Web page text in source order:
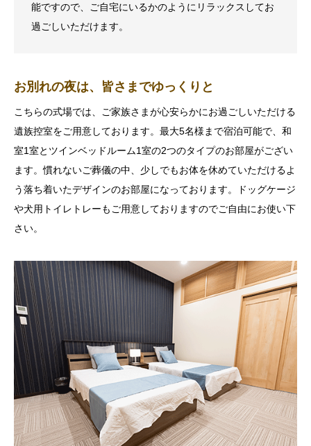
能ですので、ご自宅にいるかのようにリラックスしてお
過ごしいただけます。
お別れの夜は、皆さまでゆっくりと
こちらの式場では、ご家族さまが心安らかにお過ごしいただける
遺族控室をご用意しております。最大5名様まで宿泊可能で、和
室1室とツインベッドルーム1室の2つのタイプのお部屋がござい
ます。慣れないご葬儀の中、少しでもお体を休めていただけるよ
う落ち着いたデザインのお部屋になっております。ドッグケージ
や犬用トイレトレーもご用意しておりますのでご自由にお使い下
さい。